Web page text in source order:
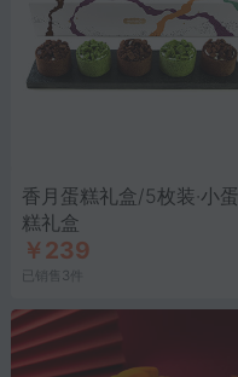
香月蛋糕礼盒/5枚装·小蛋
糕礼盒
￥239
已销售3件